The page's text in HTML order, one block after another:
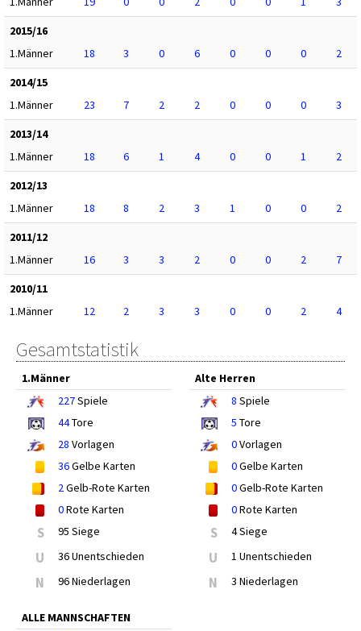
2015/16
1.Männer
18 3 0 6 0 0 0
2
2014/15
1.Männer
23 7 2 2 0 0 0
3
2013/14
1.Männer
18 6 1 4 0 0 1
2
2012/13
1.Männer
18 8 2 3 1 0 0
2
2011/12
1.Männer
16 3 3 2 0 0 2
7
2010/11
1.Männer
12 2 3 3 0 0 2 4
Gesamtstatistik
1.Männer
227Spiele
44Tore
28 Vorlagen
36Gelbe Karten
2Gelb-Rote Karten
0Rote Karten
S 95 Siege
U 36 Unentschieden
N 96 Niederlagen
Alte Herren
8 Spiele
5 Tore
0Vorlagen
0Gelbe Karten
0Gelb-Rote Karten
0Rote Karten
S 4 Siege
U 1 Unentschieden
N 3 Niederlagen
ALLE MANNSCHAFTEN